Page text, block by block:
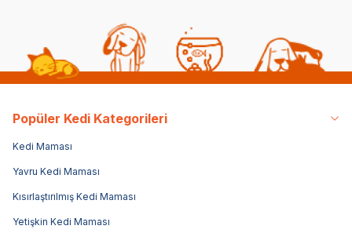
Popüler Kedi Kategorileri
Kedi Maması
Yavru Kedi Maması
Kısırlaştırılmış Kedi Maması
Yetişkin Kedi Maması